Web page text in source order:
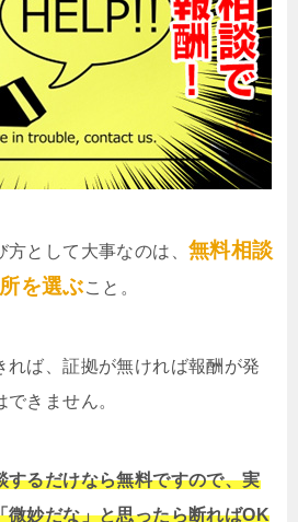
として大事なのは、 無料相談
を選ぶこと。
れば、証拠が無ければ報酬が発
きません。
するだけなら無料ですので、実
微妙だな」と思ったら断ればOK